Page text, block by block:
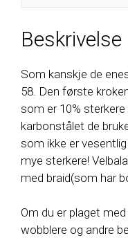
Beskrivelse
Som kanskje de
58. Den første
som er 10%
karbonstålet de
som ikke er
mye sterkere!
med braid(som har
Om du er plaget
wobblere og andre